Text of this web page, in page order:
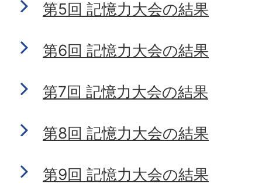
第5回 記憶力大会の結果
第6回 記憶力大会の結果
第7回 記憶力大会の結果
第8回 記憶力大会の結果
第9回 記憶力大会の結果